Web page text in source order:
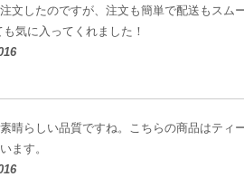
文したのですが、注文も簡単で配送もスム
気に入ってくれました！
晴らしい品質ですね。こちらの商品はティ
ます。